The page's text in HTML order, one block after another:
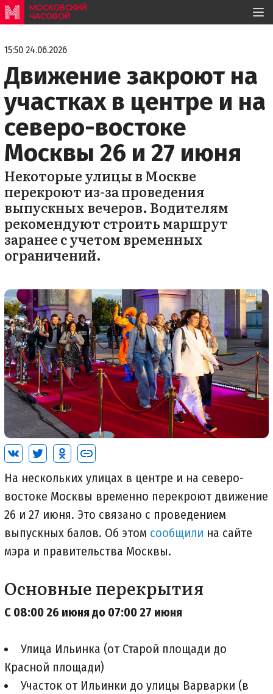
МОСКОВСКИЙ
ЧАСОВОЙ
15:50 24.06.2026
Движение закроют на
участках в центре и на
северо-востоке
Москвы 26 и 27 июня
Некоторые улицы в Москве
перекроют из-за проведения
выпускных вечеров. Водителям
рекомендуют строить маршрут
заранее с учетом временных
ограничений.
На нескольких улицах в центре и на северо-
востоке Москвы временно перекроют движение
26 и 27 июня. Это связано с проведением
выпускных балов. Об этом сообщили на сайте
мэра и правительства Москвы.
Основные перекрытия
С 08:00 26 июня до 07:00 27 июня
Улица Ильинка (от Старой площади до
Красной площади)
Участок от Ильинки до улицы Варварки (в